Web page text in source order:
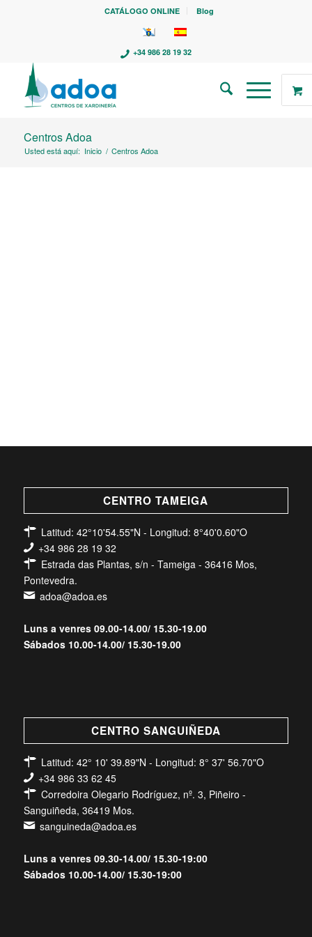
CATÁLOGO ONLINE Blog
+34 986 28 19 32
Centros Adoa
Usted está aquí: Inicio / Centros Adoa
CENTRO TAMEIGA
Latitud: 42°10'54.55"N - Longitud: 8°40'0.60"O
+34 986 28 19 32
Estrada das Plantas, s/n - Tameiga - 36416 Mos,
Pontevedra.
adoa@adoa.es
Luns a venres 09.00-14.00/ 15.30-19.00
Sábados 10.00-14.00/ 15.30-19.00
CENTRO SANGUIÑEDA
Latitud: 42° 10' 39.89"N - Longitud: 8° 37' 56.70"O
+34 986 33 62 45
Corredoira Olegario Rodríguez, nº. 3, Piñeiro -
Sanguiñeda, 36419 Mos.
sanguineda@adoa.es
Luns a venres 09.30-14.00/ 15.30-19:00
Sábados 10.00-14.00/ 15.30-19:00